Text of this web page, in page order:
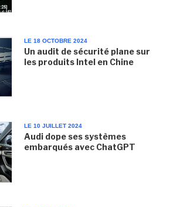
LE 18 OCTOBRE 2024
Un audit de sécurité plane sur
les produits Intel en Chine
LE 10 JUILLET 2024
Audi dope ses systèmes
embarqués avec ChatGPT